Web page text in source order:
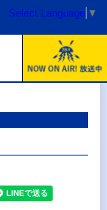
Select Language ▼